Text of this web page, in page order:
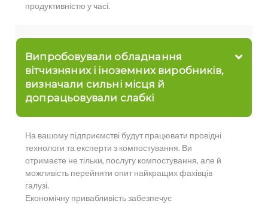
продуктивністю у часі.
Випробовували обладнання
вітчизняних і іноземних виробників,
визначали сильні місця й
допрацьовували слабкі
На вашому підприємстві будут працювати провідні
технологи та експерти з компостування. Ви
отримаєте не тільки, послугу компостування, але й
можливість перейняти опит найкращих фахівців
галузі.
Економічну привабливість забезпечує